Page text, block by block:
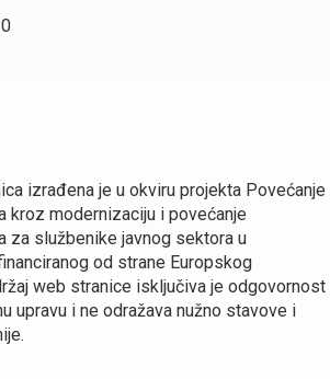
izrađena je u okviru projekta Povećanje
kroz modernizaciju i povećanje
za službenike javnog sektora u
od strane Europskog
web stranice isključiva je odgovornost
upravu i ne odražava nužno stavove i